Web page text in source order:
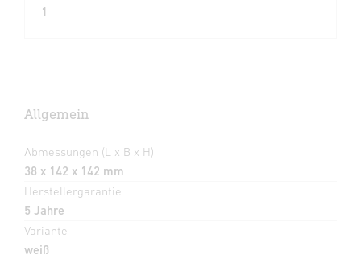
1
Allgemein
Abmessungen (L x B x H)
38 x 142 x 142 mm
Herstellergarantie
5 Jahre
Variante
weiß